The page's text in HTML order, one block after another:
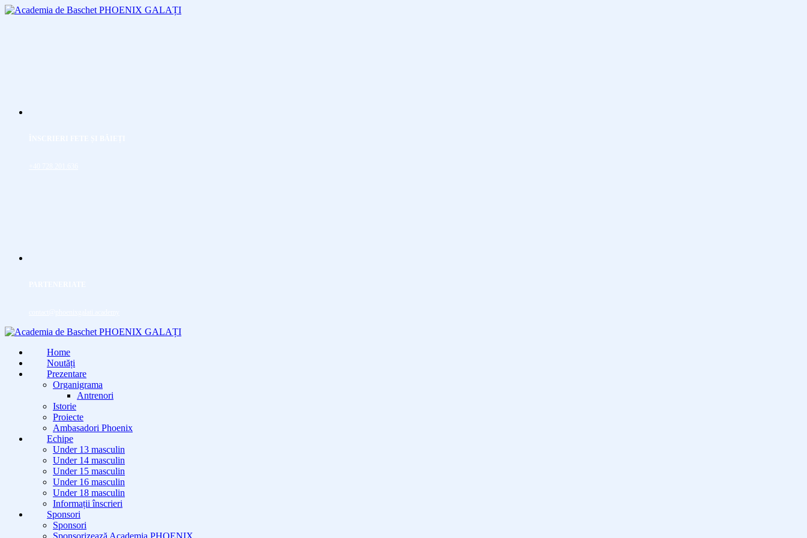
Home
Noutăți
Prezentare
Organigrama
Antrenori
Istorie
Proiecte
Ambasadori Phoenix
Echipe
Under 13 masculin
Under 14 masculin
Under 15 masculin
Under 16 masculin
Under 18 masculin
Informații înscrieri
Sponsori
Sponsori
Sponsorizează Academia PHOENIX